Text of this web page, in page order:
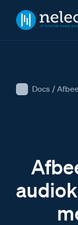
Docs /